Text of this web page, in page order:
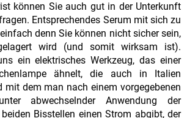
können Sie auch gut in der Unterkunft
Entsprechendes Serum mit sich zu
denn Sie können nicht sicher sein,
wird (und somit wirksam ist).
ein elektrisches Werkzeug, das einer
ähnelt, die auch in Italien
mit dem man nach einem vorgegebenen
abwechselnder Anwendung der
Bisstellen einen Strom abgibt, der